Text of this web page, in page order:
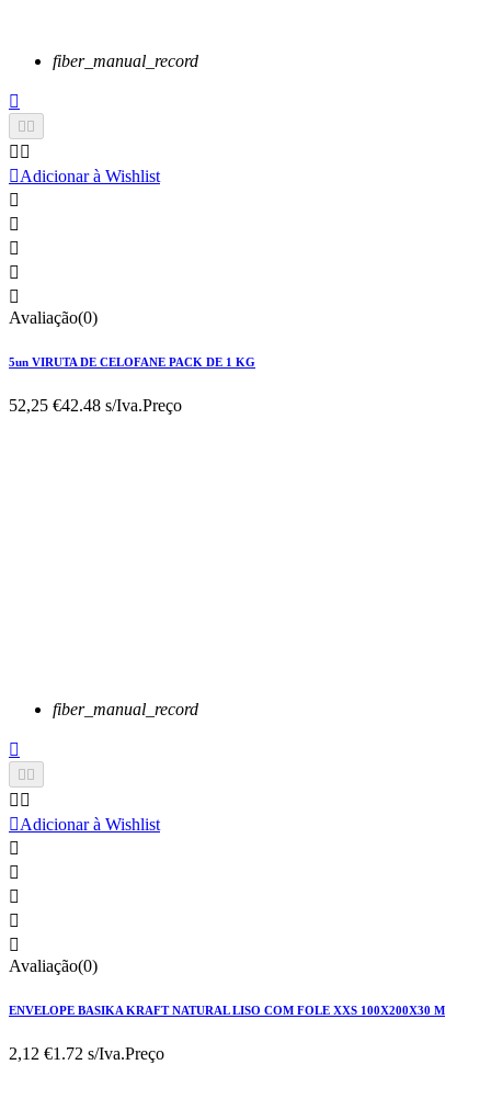
fiber_manual_record

 
 
Adicionar à Wishlist





Avaliação(0)
5un VIRUTA DE CELOFANE PACK DE 1 KG
52,25 €42.48 s/Iva.Preço
fiber_manual_record

 
 
Adicionar à Wishlist





Avaliação(0)
ENVELOPE BASIKA KRAFT NATURAL LISO COM FOLE XXS 100X200X30 M
2,12 €1.72 s/Iva.Preço